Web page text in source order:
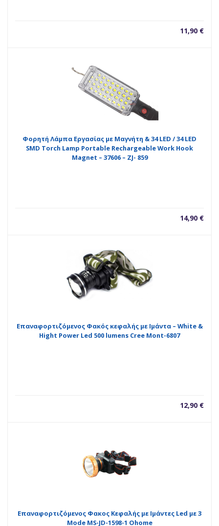
11,90 €
Φορητή Λάμπα Εργασίας με Μαγνήτη & 34 LED / 34 LED
SMD Torch Lamp Portable Rechargeable Work Hook
Magnet – 37606 – ZJ- 859
14,90 €
Eπαναφορτιζόμενος Φακός κεφαλής με Ιμάντα – White &
Hight Power Led 500 lumens Cree Mont-6807
12,90 €
Επαναφορτιζόμενος Φακος Κεφαλής με Ιμάντες Led με 3
Mode MS-JD-1598-1 Ohome